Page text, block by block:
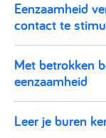
Eenzaamheid
contact te
Met betrokken
eenzaamheid
Leer je buren